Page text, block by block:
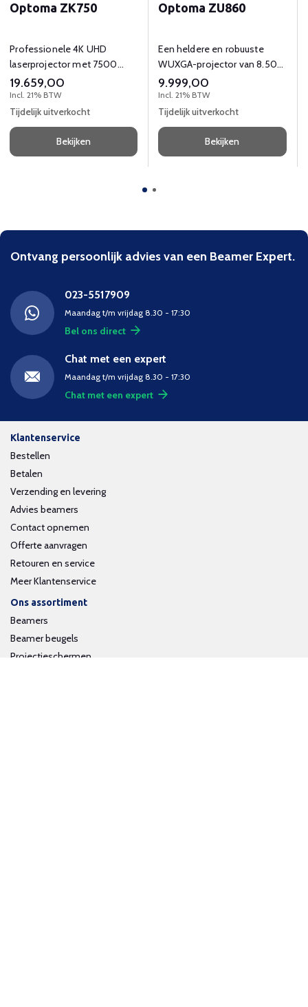
Optoma ZK750
Professionele 4K UHD
laserprojector met 7500
lumens helderheid.
19.659,00
Incl. 21% BTW
Tijdelijk uitverkocht
Bekijken
Optoma ZU860
Een heldere en robuuste
WUXGA-projector van 8.500
lumen voor de professionele
sector.
9.999,00
Incl. 21% BTW
Tijdelijk uitverkocht
Bekijken
Ontvang persoonlijk advies van een Beamer Expert.
023-5517909
Maandag t/m vrijdag 8.30 - 17:30
Bel ons direct
Chat met een expert
Maandag t/m vrijdag 8.30 - 17:30
Chat met een expert
Klantenservice
Bestellen
Betalen
Verzending en levering
Advies beamers
Contact opnemen
Offerte aanvragen
Retouren en service
Meer Klantenservice
Ons assortiment
Beamers
Beamer beugels
Projectieschermen